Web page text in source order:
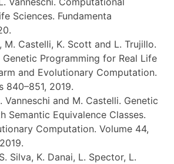
Sciences. Fundamenta
M. Castelli, K. Scott and L. Trujillo.
Programming for Real Life
and Evolutionary Computation.
840–851, 2019.
Vanneschi and M. Castelli. Genetic
Semantic Equivalence Classes.
Computation. Volume 44,
Silva, K. Danai, L. Spector, L.